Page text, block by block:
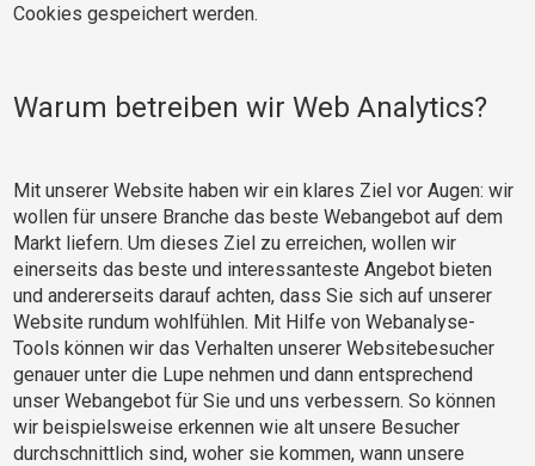
Cookies gespeichert werden.
Warum betreiben wir Web Analytics?
Mit unserer Website haben wir ein klares Ziel vor Augen: wir
wollen für unsere Branche das beste Webangebot auf dem
Markt liefern. Um dieses Ziel zu erreichen, wollen wir
einerseits das beste und interessanteste Angebot bieten
und andererseits darauf achten, dass Sie sich auf unserer
Website rundum wohlfühlen. Mit Hilfe von Webanalyse-
Tools können wir das Verhalten unserer Websitebesucher
genauer unter die Lupe nehmen und dann entsprechend
unser Webangebot für Sie und uns verbessern. So können
wir beispielsweise erkennen wie alt unsere Besucher
durchschnittlich sind, woher sie kommen, wann unsere